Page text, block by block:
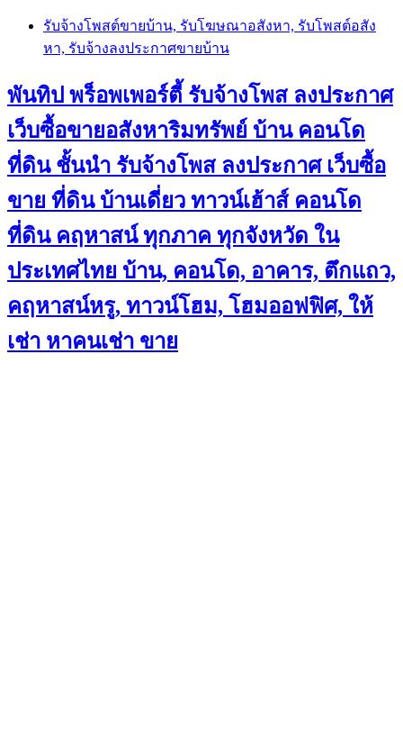
Skip
content
รับจ้างโพสต์ขายบ้าน, รับโฆษณาอสังหา, รับโพสต์อสัง
หา, รับจ้างลงประกาศขายบ้าน
พันทิป พร็อพเพอร์ตี้ รับจ้างโพส ลงประกาศ
เว็บซื้อขายอสังหาริมทรัพย์ บ้าน คอนโด
ที่ดิน ชั้นนำ รับจ้างโพส ลงประกาศ เว็บซื้อ
ขาย ที่ดิน บ้านเดี่ยว ทาวน์เฮ้าส์ คอนโด
ที่ดิน คฤหาสน์ ทุกภาค ทุกจังหวัด ใน
ประเทศไทย บ้าน, คอนโด, อาคาร, ตึกแถว,
คฤหาสน์หรู, ทาวน์โฮม, โฮมออฟฟิศ, ให้
เช่า หาคนเช่า ขาย